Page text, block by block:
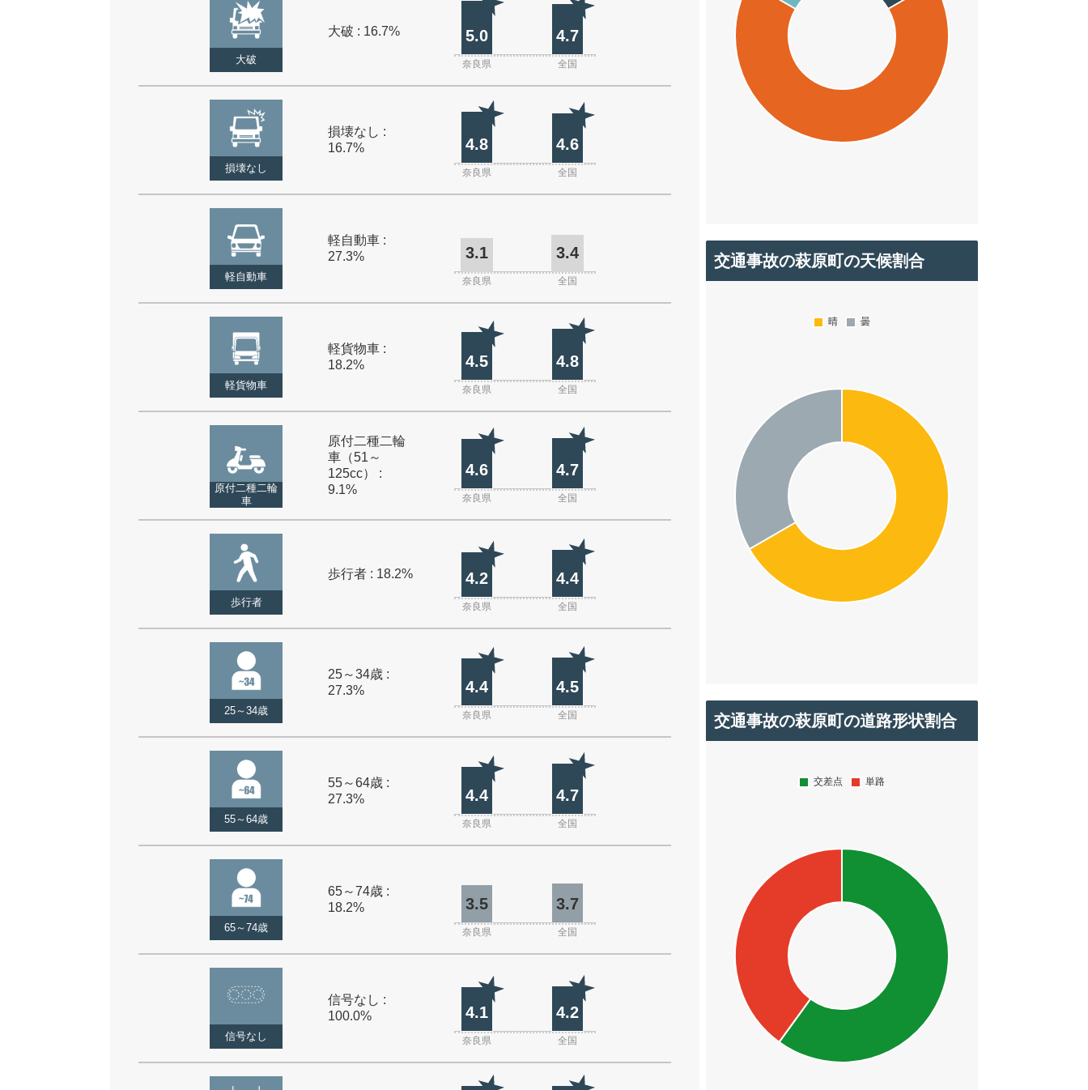
大破
大破 : 16.7% 5.0 4.7
奈良県 全国
損壊なし
損壊なし :
16.7%
4.8 4.6
奈良県 全国
軽自動車
軽自動車 :
27.3%
3.1 3.4
奈良県 全国
軽貨物車
軽貨物車 :
18.2%
4.5 4.8
奈良県 全国
原付二種二輪
車
原付二種二輪
車（51～
125cc） :
9.1%
4.6 4.7
奈良県 全国
歩行者
歩行者 : 18.2% 4.2 4.4
奈良県 全国
25～34歳
25～34歳 :
27.3%
4.4 4.5
奈良県 全国
55～64歳
55～64歳 :
27.3%
4.4 4.7
奈良県 全国
65～74歳
65～74歳 :
18.2%
3.5 3.7
奈良県 全国
信号なし
信号なし :
100.0%
4.1 4.2
奈良県 全国
交通事故の萩原町の天候割合
交通事故の萩原町の道路形状割合